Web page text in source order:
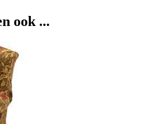
ook ...